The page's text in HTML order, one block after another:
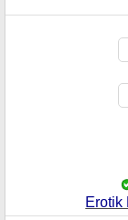
Erotik